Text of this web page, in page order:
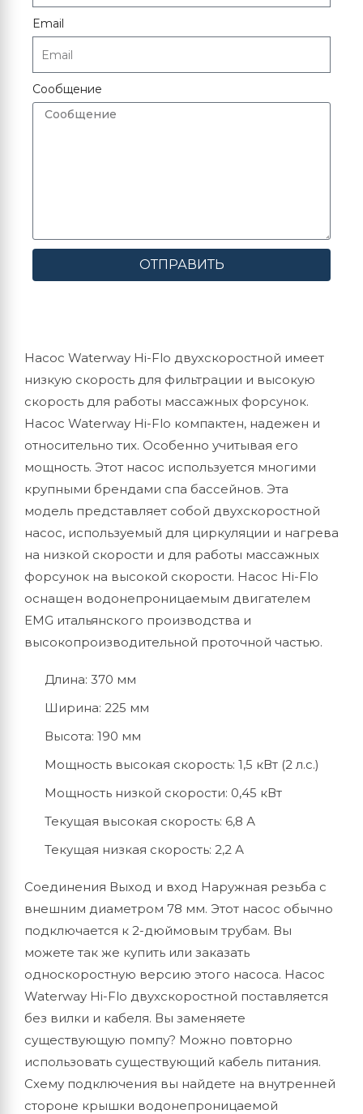
Email
Сообщение
ОТПРАВИТЬ
Насос Waterway Hi-Flo двухскоростной имеет
низкую скорость для фильтрации и высокую
скорость для работы массажных форсунок.
Насос Waterway Hi-Flo компактен, надежен и
относительно тих. Особенно учитывая его
мощность. Этот насос используется многими
крупными брендами спа бассейнов. Эта
модель представляет собой двухскоростной
насос, используемый для циркуляции и нагрева
на низкой скорости и для работы массажных
форсунок на высокой скорости. Насос Hi-Flo
оснащен водонепроницаемым двигателем
EMG итальянского производства и
высокопроизводительной проточной частью.
Длина: 370 мм
Ширина: 225 мм
Высота: 190 мм
Мощность высокая скорость: 1,5 кВт (2 л.с.)
Мощность низкой скорости: 0,45 кВт
Текущая высокая скорость: 6,8 А
Текущая низкая скорость: 2,2 А
Соединения Выход и вход Наружная резьба с
внешним диаметром 78 мм. Этот насос обычно
подключается к 2-дюймовым трубам. Вы
можете так же купить или заказать
односкоростную версию этого насоса. Насос
Waterway Hi-Flo двухскоростной поставляется
без вилки и кабеля. Вы заменяете
существующую помпу? Можно повторно
использовать существующий кабель питания.
Схему подключения вы найдете на внутренней
стороне крышки водонепроницаемой